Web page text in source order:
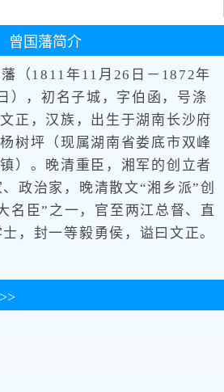
曾国藩简介
1811年11月26日－1872年
），初名子城，字伯函，号涤
正，汉族，出生于湖南长沙府
树坪（现属湖南省娄底市双峰
）。晚清重臣，湘军的创立者
政治家，晚清散文“湘乡派”创
名臣”之一，官至两江总督、直
，封一等毅勇侯，谥曰文正。